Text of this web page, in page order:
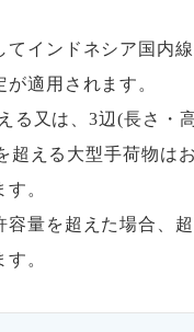
てインドネシア国内
適用されます。
る又は、3辺(長さ・
超える大型手荷物は
。
容量を超えた場合、
。